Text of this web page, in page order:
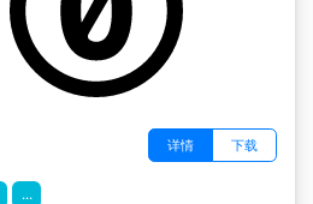
详情 下载
...